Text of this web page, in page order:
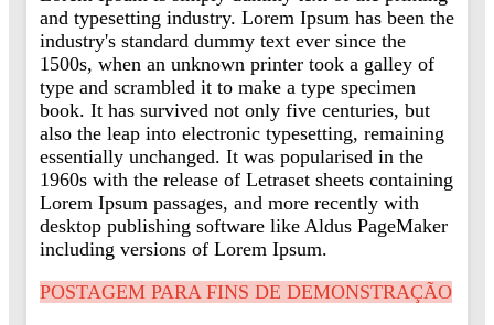
and typesetting industry. Lorem Ipsum has been the
industry's standard dummy text ever since the
1500s, when an unknown printer took a galley of
type and scrambled it to make a type specimen
book. It has survived not only five centuries, but
also the leap into electronic typesetting, remaining
essentially unchanged. It was popularised in the
1960s with the release of Letraset sheets containing
Lorem Ipsum passages, and more recently with
desktop publishing software like Aldus PageMaker
including versions of Lorem Ipsum.
POSTAGEM PARA FINS DE DEMONSTRAÇÃO